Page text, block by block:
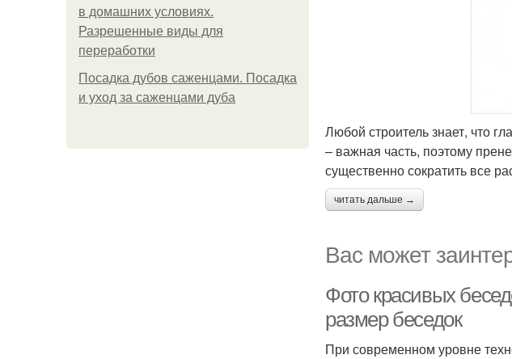
в домашних условиях.
Разрешенные виды для
переработки
Посадка дубов саженцами. Посадка
и уход за саженцами дуба
Любой строитель знает, что
– важная часть, поэтому
существенно сократить все
читать дальше →
Вас может
Фото красивых
размер беседок
При современном уровне